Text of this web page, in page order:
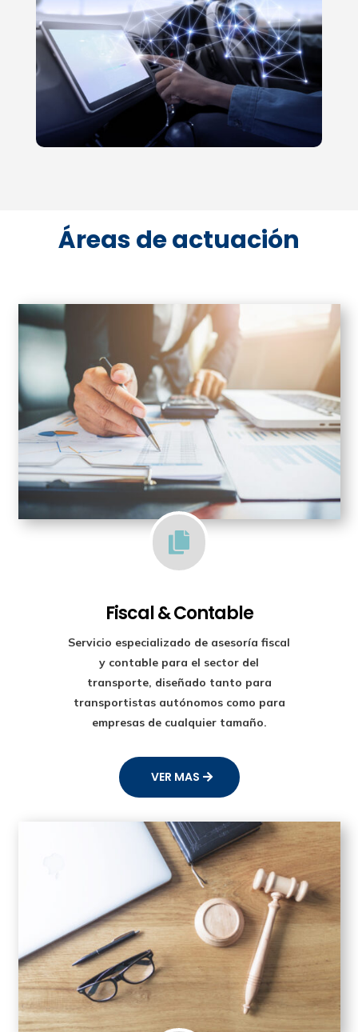
Áreas de actuación

Fiscal & Contable
Servicio especializado de asesoría fiscal
y contable para el sector del
transporte, diseñado tanto para
transportistas autónomos como para
empresas de cualquier tamaño.
VER MAS